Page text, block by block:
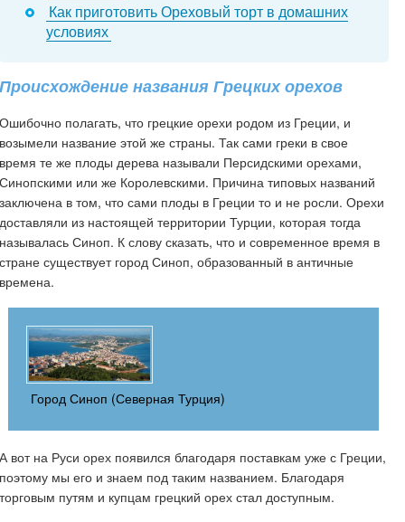
Как приготовить Ореховый торт в домашних
условиях
Происхождение названия Грецких орехов
Ошибочно полагать, что грецкие орехи родом из Греции, и
возымели название этой же страны. Так сами греки в свое
время те же плоды дерева называли Персидскими орехами,
Синопскими или же Королевскими. Причина типовых названий
заключена в том, что сами плоды в Греции то и не росли. Орехи
доставляли из настоящей территории Турции, которая тогда
называлась Синоп. К слову сказать, что и современное время в
стране существует город Синоп, образованный в античные
времена.
Город Синоп (Северная Турция)
А вот на Руси орех появился благодаря поставкам уже с Греции,
поэтому мы его и знаем под таким названием. Благодаря
торговым путям и купцам грецкий орех стал доступным.